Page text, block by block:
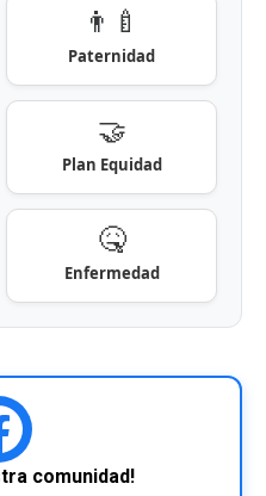
👨‍🍼
Paternidad
🤝
Plan Equidad
🤒
Enfermedad
comunidad!